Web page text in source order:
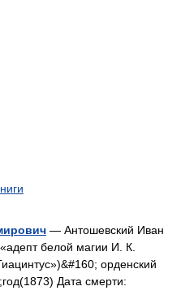
— Антошевский Иван
белой магии И. К.
орденский
Дата смерти: